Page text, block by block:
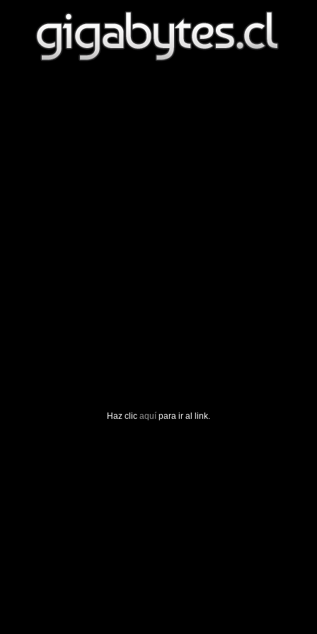
Haz clic aquí para ir al link.